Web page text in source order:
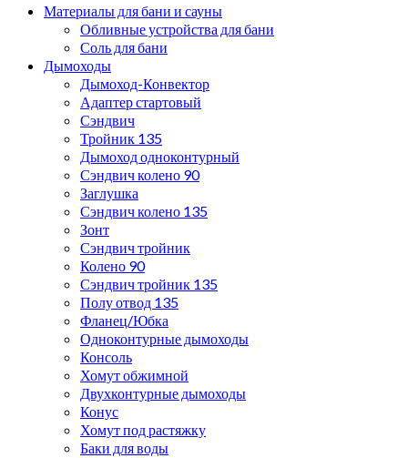
Материалы для бани и сауны
Обливные устройства для бани
Соль для бани
Дымоходы
Дымоход-Конвектор
Адаптер стартовый
Сэндвич
Тройник 135
Дымоход одноконтурный
Сэндвич колено 90
Заглушка
Сэндвич колено 135
Зонт
Сэндвич тройник
Колено 90
Сэндвич тройник 135
Полу отвод 135
Фланец/Юбка
Одноконтурные дымоходы
Консоль
Хомут обжимной
Двухконтурные дымоходы
Конус
Хомут под растяжку
Баки для воды